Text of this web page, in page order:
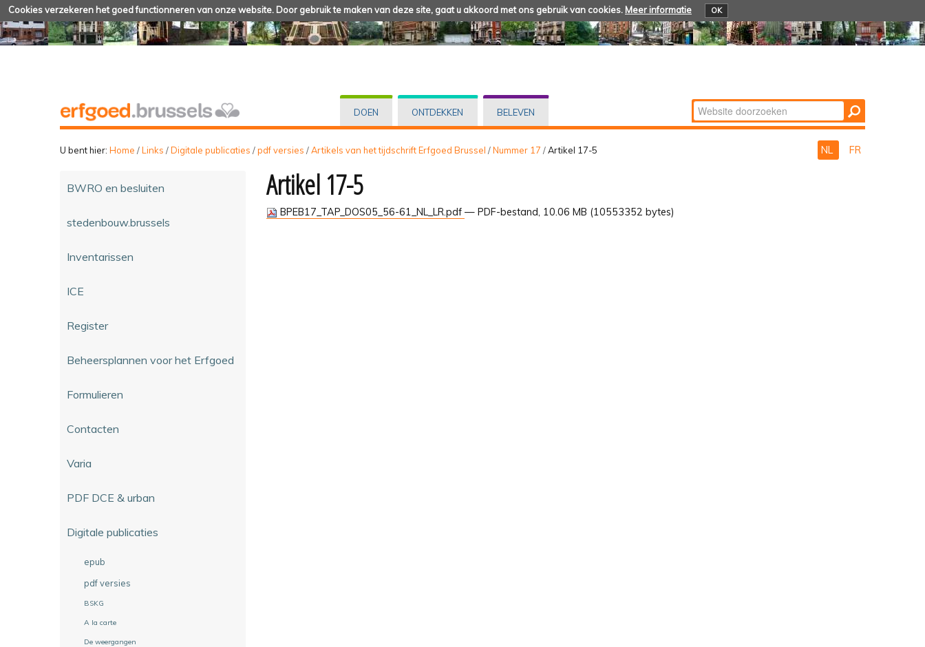
Cookies verzekeren het goed functionneren van onze website. Door gebruik te maken van deze site, gaat u akkoord met ons gebruik van cookies. Meer informatie OK
DOEN ONTDEKKEN BELEVEN Zoek
Geavanceerd
U bent hier: Home /Links /Digitale publicaties /pdf versies /Artikels van het tijdschrift Erfgoed Brussel /Nummer 17 /Artikel 17-5 NL FR
BWRO en besluiten
stedenbouw.brussels
Inventarissen
ICE
Register
Beheersplannen voor het Erfgoed
Formulieren
Contacten
Varia
PDF DCE & urban
Digitale publicaties
epub
pdf versies
BSKG
A la carte
De weergangen
Artikel 17-5
BPEB17_TAP_DOS05_56-61_NL_LR.pdf — PDF-bestand, 10.06 MB (10553352 bytes)